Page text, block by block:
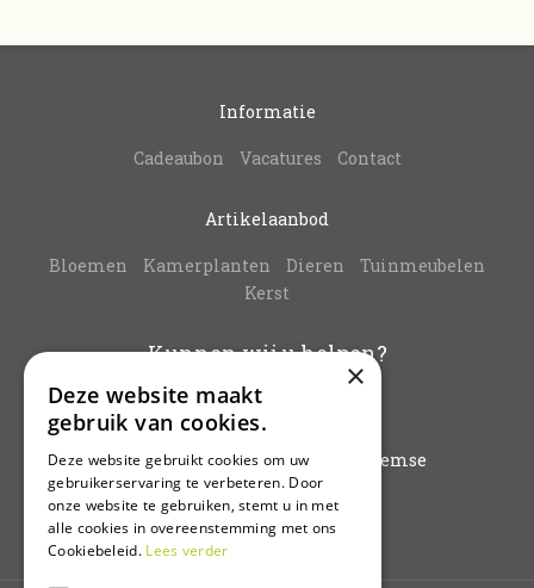
Informatie
Cadeaubon Vacatures Contact
Artikelaanbod
Bloemen Kamerplanten Dieren
Tuinmeubelen
Kerst
Kunnen wij u helpen?
info@vanbuynder.be
03/771.38.20
Hoogkamerstraat 196 - 9140 Temse
Plan route
×
Deze website maakt
gebruik van cookies.
Deze website gebruikt cookies om uw
gebruikerservaring te verbeteren. Door
onze website te gebruiken, stemt u in met
alle cookies in overeenstemming met ons
Cookiebeleid. Lees verder